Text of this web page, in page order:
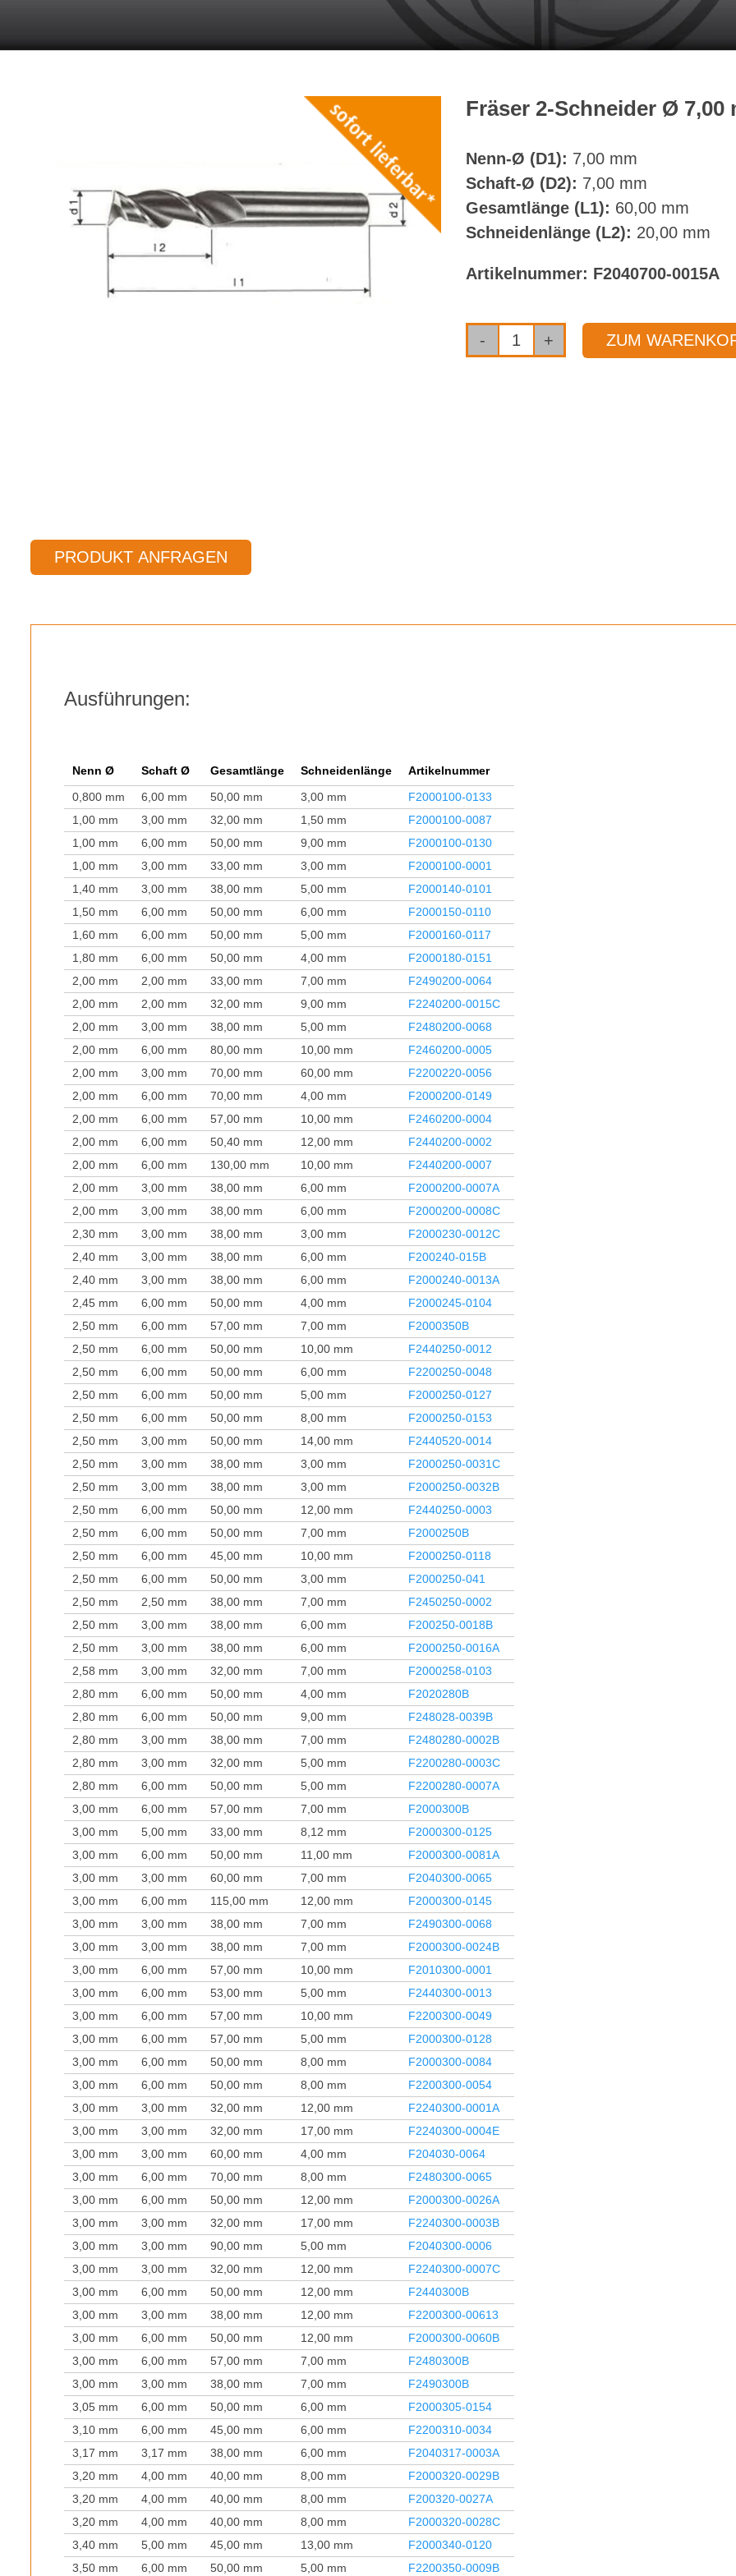
Fräser 2-Schneider Ø 7,00
Nenn-Ø (D1): 7,00 mm
Schaft-Ø (D2): 7,00 mm
Gesamtlänge (L1): 60,00 mm
Schneidenlänge (L2): 20,00 mm
Artikelnummer: F2040700-0015A
Fräser
ZUM
PRODUKT ANFRAGEN
Ausführungen:
Nenn Ø Schaft Ø Gesamtlänge Schneidenlänge
Artikelnummer
0,800 mm
6,00 mm 50,00 mm 3,00 mm
F2000100-0133
1,00 mm
3,00 mm 32,00 mm 1,50 mm
F2000100-0087
1,00 mm
6,00 mm 50,00 mm 9,00 mm
F2000100-0130
1,00 mm
3,00 mm 33,00 mm 3,00 mm
F2000100-0001
1,40 mm
3,00 mm 38,00 mm 5,00 mm
F2000140-0101
1,50 mm
6,00 mm 50,00 mm 6,00 mm
F2000150-0110
1,60 mm
6,00 mm 50,00 mm 5,00 mm
F2000160-0117
1,80 mm
6,00 mm 50,00 mm 4,00 mm
F2000180-0151
2,00 mm
2,00 mm 33,00 mm 7,00 mm
F2490200-0064
2,00 mm
2,00 mm 32,00 mm 9,00 mm
F2240200-0015C
2,00 mm
3,00 mm 38,00 mm 5,00 mm
F2480200-0068
2,00 mm
6,00 mm 80,00 mm 10,00 mm
F2460200-0005
2,00 mm
3,00 mm 70,00 mm 60,00 mm
F2200220-0056
2,00 mm
6,00 mm 70,00 mm 4,00 mm
F2000200-0149
2,00 mm
6,00 mm 57,00 mm 10,00 mm
F2460200-0004
2,00 mm
6,00 mm 50,40 mm 12,00 mm
F2440200-0002
2,00 mm
6,00 mm 130,00 mm 10,00 mm
F2440200-0007
2,00 mm
3,00 mm 38,00 mm 6,00 mm
F2000200-0007A
2,00 mm
3,00 mm 38,00 mm 6,00 mm
F2000200-0008C
2,30 mm
3,00 mm 38,00 mm 3,00 mm
F2000230-0012C
2,40 mm
3,00 mm 38,00 mm 6,00 mm
F200240-015B
2,40 mm
3,00 mm 38,00 mm 6,00 mm
F2000240-0013A
2,45 mm
6,00 mm 50,00 mm 4,00 mm
F2000245-0104
2,50 mm
6,00 mm 57,00 mm 7,00 mm
F2000350B
2,50 mm
6,00 mm 50,00 mm 10,00 mm
F2440250-0012
2,50 mm
6,00 mm 50,00 mm 6,00 mm
F2200250-0048
2,50 mm
6,00 mm 50,00 mm 5,00 mm
F2000250-0127
2,50 mm
6,00 mm 50,00 mm 8,00 mm
F2000250-0153
2,50 mm
3,00 mm 50,00 mm 14,00 mm
F2440520-0014
2,50 mm
3,00 mm 38,00 mm 3,00 mm
F2000250-0031C
2,50 mm
3,00 mm 38,00 mm 3,00 mm
F2000250-0032B
2,50 mm
6,00 mm 50,00 mm 12,00 mm
F2440250-0003
2,50 mm
6,00 mm 50,00 mm 7,00 mm
F2000250B
2,50 mm
6,00 mm 45,00 mm 10,00 mm
F2000250-0118
2,50 mm
6,00 mm 50,00 mm 3,00 mm
F2000250-041
2,50 mm
2,50 mm 38,00 mm 7,00 mm
F2450250-0002
2,50 mm
3,00 mm 38,00 mm 6,00 mm
F200250-0018B
2,50 mm
3,00 mm 38,00 mm 6,00 mm
F2000250-0016A
2,58 mm
3,00 mm 32,00 mm 7,00 mm
F2000258-0103
2,80 mm
6,00 mm 50,00 mm 4,00 mm
F2020280B
2,80 mm
6,00 mm 50,00 mm 9,00 mm
F248028-0039B
2,80 mm
3,00 mm 38,00 mm 7,00 mm
F2480280-0002B
2,80 mm
3,00 mm 32,00 mm 5,00 mm
F2200280-0003C
2,80 mm
6,00 mm 50,00 mm 5,00 mm
F2200280-0007A
3,00 mm
6,00 mm 57,00 mm 7,00 mm
F2000300B
3,00 mm
5,00 mm 33,00 mm 8,12 mm
F2000300-0125
3,00 mm
6,00 mm 50,00 mm 11,00 mm
F2000300-0081A
3,00 mm
3,00 mm 60,00 mm 7,00 mm
F2040300-0065
3,00 mm
6,00 mm 115,00 mm 12,00 mm
F2000300-0145
3,00 mm
3,00 mm 38,00 mm 7,00 mm
F2490300-0068
3,00 mm
3,00 mm 38,00 mm 7,00 mm
F2000300-0024B
3,00 mm
6,00 mm 57,00 mm 10,00 mm
F2010300-0001
3,00 mm
6,00 mm 53,00 mm 5,00 mm
F2440300-0013
3,00 mm
6,00 mm 57,00 mm 10,00 mm
F2200300-0049
3,00 mm
6,00 mm 57,00 mm 5,00 mm
F2000300-0128
3,00 mm
6,00 mm 50,00 mm 8,00 mm
F2000300-0084
3,00 mm
6,00 mm 50,00 mm 8,00 mm
F2200300-0054
3,00 mm
3,00 mm 32,00 mm 12,00 mm
F2240300-0001A
3,00 mm
3,00 mm 32,00 mm 17,00 mm
F2240300-0004E
3,00 mm
3,00 mm 60,00 mm 4,00 mm
F204030-0064
3,00 mm
6,00 mm 70,00 mm 8,00 mm
F2480300-0065
3,00 mm
6,00 mm 50,00 mm 12,00 mm
F2000300-0026A
3,00 mm
3,00 mm 32,00 mm 17,00 mm
F2240300-0003B
3,00 mm
3,00 mm 90,00 mm 5,00 mm
F2040300-0006
3,00 mm
3,00 mm 32,00 mm 12,00 mm
F2240300-0007C
3,00 mm
6,00 mm 50,00 mm 12,00 mm
F2440300B
3,00 mm
3,00 mm 38,00 mm 12,00 mm
F2200300-00613
3,00 mm
6,00 mm 50,00 mm 12,00 mm
F2000300-0060B
3,00 mm
6,00 mm 57,00 mm 7,00 mm
F2480300B
3,00 mm
3,00 mm 38,00 mm 7,00 mm
F2490300B
3,05 mm
6,00 mm 50,00 mm 6,00 mm
F2000305-0154
3,10 mm
6,00 mm 45,00 mm 6,00 mm
F2200310-0034
3,17 mm
3,17 mm 38,00 mm 6,00 mm
F2040317-0003A
3,20 mm
4,00 mm 40,00 mm 8,00 mm
F2000320-0029B
3,20 mm
4,00 mm 40,00 mm 8,00 mm
F200320-0027A
3,20 mm
4,00 mm 40,00 mm 8,00 mm
F2000320-0028C
3,40 mm
5,00 mm 45,00 mm 13,00 mm
F2000340-0120
3,50 mm
6,00 mm 50,00 mm 5,00 mm F2200350-0009B